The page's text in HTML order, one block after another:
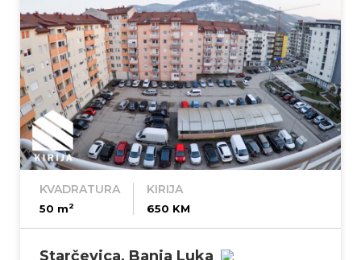
KVADRATURA
50 m2
KIRIJA
650 KM
Starčevica, Banja Luka